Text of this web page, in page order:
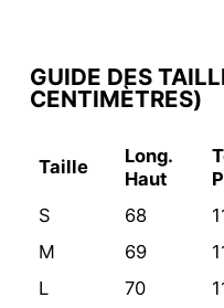
GUIDE DES
CENTIMÈTRES)
Taille
Long.
Haut
S 68
M
69
L
70